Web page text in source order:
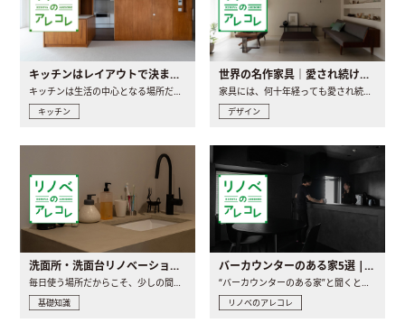
キッチンはレイアウトで決まる。後悔しないための考え方と選び方
キッチン
世界の名作家具｜愛され続ける理由と一生モノとの出会い方
デザイン
洗面所・洗面台リノベーションの事例と間取りアイデア
毎日使う場所だからこそ、少しの間取りの工夫や素材の選び方で..
基礎知識
バーカウンターのある家5選 | 日常に馴染む“距離の近い”キッチンとは
“バーカウンターのある家”と聞くと、少し特別な、大人のための..
リノベのアレコレ